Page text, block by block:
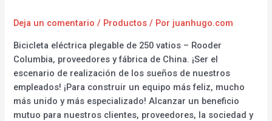
Deja un comentario / Productos / Por juanhugo.com
Bicicleta eléctrica plegable de 250 vatios – Rooder
Columbia, proveedores y fábrica de China. ¡Ser el
escenario de realización de los sueños de nuestros
empleados! ¡Para construir un equipo más feliz, mucho
más unido y más especializado! Alcanzar un beneficio
mutuo para nuestros clientes, proveedores, la sociedad y